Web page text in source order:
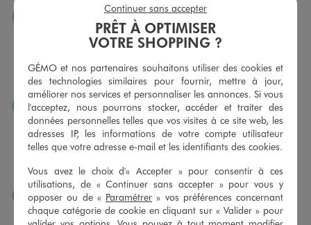
JE PEUX CHANGER D’AVIS
Nous échangeons et vous proposons un avoir ou un
remboursement pour tout article non porté, non retouché,
sous 30 jours, sur simple présentation du ticket de caisse,
dans tous les magasins GÉMO.
JE PEUX FAIRE RETOUCHER MES ARTICLES
Ourlets, ceintures… vous avez la possibilité de faire
retoucher vos articles textiles dans nos magasins. Les tarifs
sont à votre disposition sur simple demande. Voir
conditions en magasins.
J’AIME FAIRE PLAISIR
Nous vous proposons des cartes cadeaux GÉMO d’un
PRÊT À OPTIMISER
VOTRE SHOPPING ?
GÉMO et nos partenaires souhaitons utiliser des cookies et
des technologies similaires pour fournir, mettre à jour,
améliorer nos services et personnaliser les annonces. Si vous
l'acceptez, nous pourrons stocker, accéder et traiter des
données personnelles telles que vos visites à ce site web, les
adresses IP, les informations de votre compte utilisateur
telles que votre adresse e-mail et les identifiants des cookies.
Vous avez le choix d'« Accepter » pour consentir à ces
utilisations, de « Continuer sans accepter » pour vous y
opposer ou de « Paramétrer » vos préférences concernant
chaque catégorie de cookie en cliquant sur « Valider » pour
Continuer sans accepter